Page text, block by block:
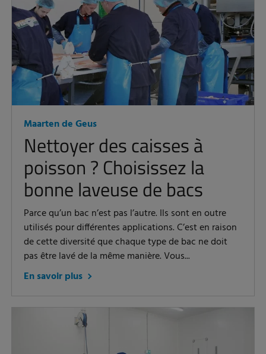
Maarten de Geus
Nettoyer des caisses à
poisson ? Choisissez la
bonne laveuse de bacs
Parce qu’un bac n’est pas l’autre. Ils sont en outre
utilisés pour différentes applications. C’est en raison
de cette diversité que chaque type de bac ne doit
pas être lavé de la même manière. Vous...
En savoir plus